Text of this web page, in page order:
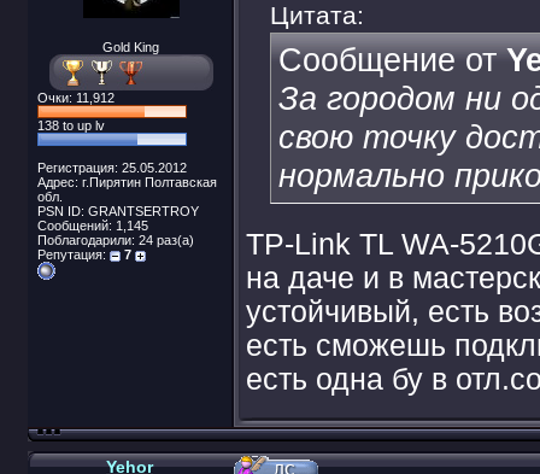
Gold King
Очки: 11,912
138 to up lv
Регистрация: 25.05.2012
Адрес: г.Пирятин Полтавская
обл.
PSN ID: GRANTSERTROY
Сообщений: 1,145
Поблагодарили: 24 раз(а)
Репутация:
7
Цитата:
Сообщение от
За городом ни
свою точку
нормально
TP-Link TL WA-
на даче и в
устойчивый, есть
есть сможешь
есть одна бу в
Yehor